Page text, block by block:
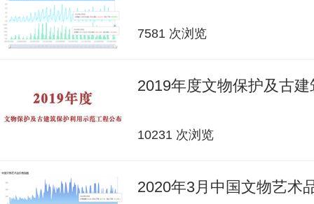
7581 次浏览
2019年度文物保护及古
10231 次浏览
2020年3月中国文物艺术